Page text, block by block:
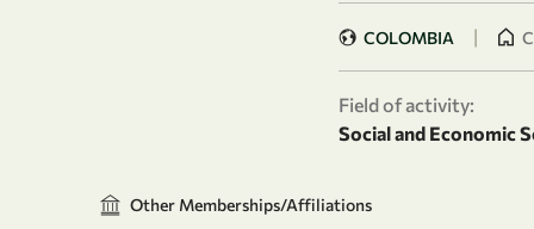
COLOMBIA |
Field of activity:
Social and Economic
Other Memberships/Affiliations